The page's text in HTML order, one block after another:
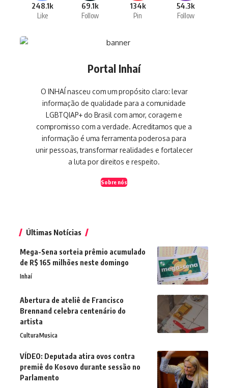
248.1k
Like
69.1k
Follow
134k
Pin
54.3k
Follow
Portal Inhaí
O INHAÍ nasceu com um propósito claro: levar
informação de qualidade para a comunidade
LGBTQIAP+ do Brasil com amor, coragem e
compromisso com a verdade. Acreditamos que a
informação é uma ferramenta poderosa para
unir pessoas, transformar realidades e fortalecer
a luta por direitos e respeito.
Sobre nós
Últimas Notícias
Mega-Sena sorteia prêmio acumulado
de R$ 165 milhões neste domingo
Inhaí
Abertura de ateliê de Francisco
Brennand celebra centenário do
artista
CulturaMusica
VÍDEO: Deputada atira ovos contra
premiê do Kosovo durante sessão no
Parlamento